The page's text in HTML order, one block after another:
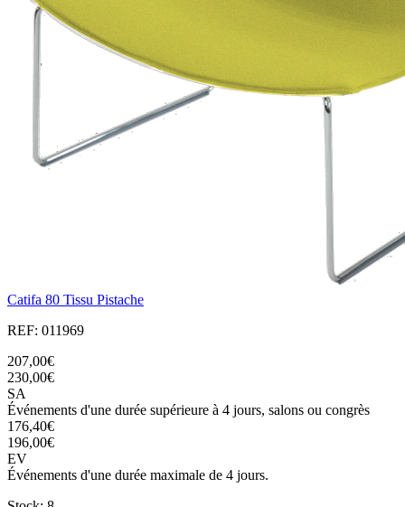
Catifa 80 Tissu Pistache
REF: 011969
207,00€
230,00€
SA
Événements d'une durée supérieure à 4 jours, salons ou congrès
176,40€
196,00€
EV
Événements d'une durée maximale de 4 jours.